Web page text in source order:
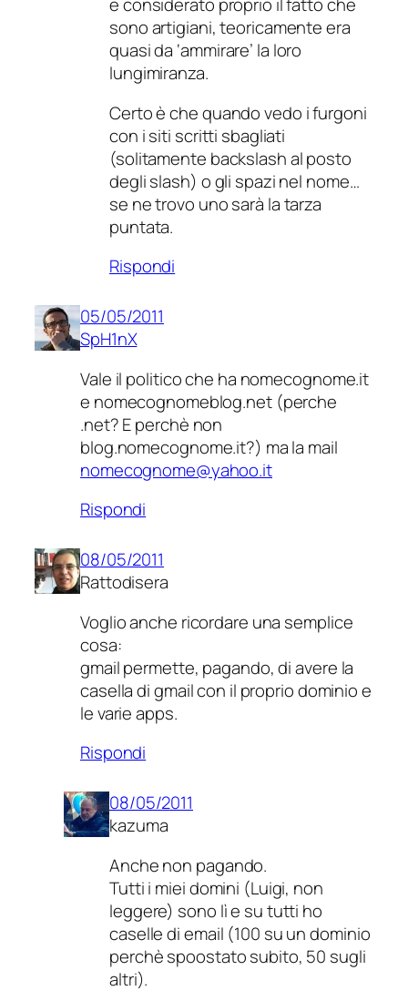
sono artigiani, teoricamente era
quasi da ‘ammirare’ la loro
lungimiranza.
Certo è che quando vedo i furgoni
con i siti scritti sbagliati
(solitamente backslash al posto
degli slash) o gli spazi nel nome…
se ne trovo uno sarà la tarza
puntata.
Rispondi
05/05/2011
SpH1nX
Vale il politico che ha nomecognome.it
e nomecognomeblog.net (perche
.net? E perchè non
blog.nomecognome.it?) ma la mail
nomecognome@yahoo.it
Rispondi
08/05/2011
Rattodisera
Voglio anche ricordare una semplice
cosa:
gmail permette, pagando, di avere la
casella di gmail con il proprio dominio e
le varie apps.
Rispondi
08/05/2011
kazuma
Anche non pagando.
Tutti i miei domini (Luigi, non
leggere) sono lì e su tutti ho
caselle di email (100 su un dominio
perchè spoostato subito, 50 sugli
altri).